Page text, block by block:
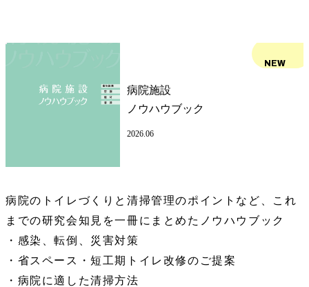
病院施設
ノウハウブック
2026.06
NEW
病院のトイレづくりと清掃管理のポイントなど、これ
までの研究会知見を一冊にまとめたノウハウブック
・感染、転倒、災害対策
・省スペース・短工期トイレ改修のご提案
・病院に適した清掃方法